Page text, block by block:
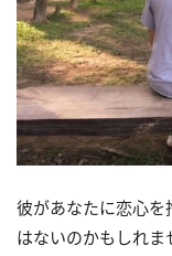
彼があなたに恋心
はないのかもしれま